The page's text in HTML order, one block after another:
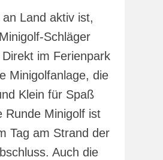
Land aktiv ist,
Schläger
im Ferienpark
Minigolfanlage, die
Klein für Spaß
Runde Minigolf ist
Tag am Strand der
Auch die